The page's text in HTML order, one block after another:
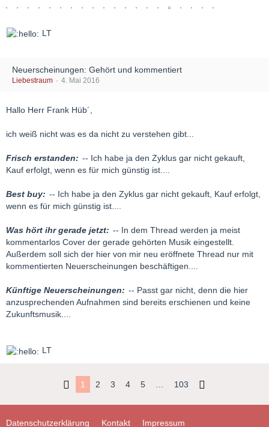
LT
Neuerscheinungen: Gehört und kommentiert
Liebestraum 4. Mai 2016
Hallo Herr Frank Hüb´,
ich weiß nicht was es da nicht zu verstehen gibt...
Frisch erstanden: -- Ich habe ja den Zyklus gar nicht gekauft,
Kauf erfolgt, wenn es für mich günstig ist....
Best buy: -- Ich habe ja den Zyklus gar nicht gekauft, Kauf erfolgt,
wenn es für mich günstig ist....
Was hört ihr gerade jetzt: -- In dem Thread werden ja meist
kommentarlos Cover der gerade gehörten Musik eingestellt.
Außerdem soll sich der hier von mir neu eröffnete Thread nur mit
kommentierten Neuerscheinungen beschäftigen....
Künftige Neuerscheinungen: -- Passt gar nicht, denn die hier
anzusprechenden Aufnahmen sind bereits erschienen und keine
Zukunftsmusik....
LT
1 2 3 4 5 103
Datenschutzerklärung Kontakt Impressum